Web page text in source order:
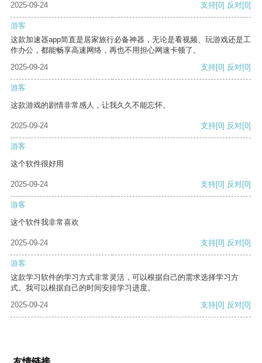
2025-09-24
支持[0] 反对[0]
游客
这款加速器app简直是居家旅行必备神器，无论是看视频、玩游戏还是工
作办公，都能畅享高速网络，再也不用担心网速卡顿了。
2025-09-24
支持[0] 反对[0]
游客
这款游戏的剧情非常感人，让我久久不能忘怀。
2025-09-24 支持[0] 反对[0]
游客
这个软件很好用
2025-09-24 支持[0] 反对[0]
游客
这个软件我非常喜欢
2025-09-24 支持[0] 反对[0]
游客
这款学习软件的学习方式非常灵活，可以根据自己的需求选择学习方
式。我可以根据自己的时间安排学习进度。
2025-09-24
支持[0] 反对[0]